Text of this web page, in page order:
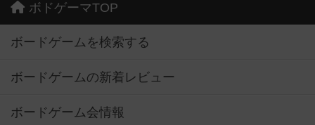
ボドゲーマTOP
ボードゲームを検索する
ボードゲームの新着レビュー
ボードゲーム会情報